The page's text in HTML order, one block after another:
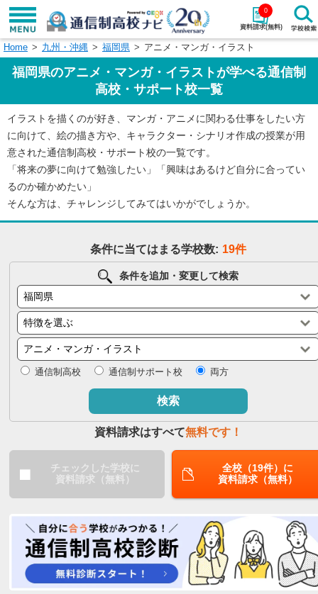
資料請求(無料)
0
学校名で探す
エリアから探す 特徴から探す
エリアを選択して探す
関東
東海 北陸・甲信越
中国
四国
閉じる
Home 九州・沖縄 福岡県 アニメ・マンガ・イラスト
福岡県のアニメ・マンガ・イラストが学べる通信制
高校・サポート校一覧
イラストを描くのが好き、マンガ・アニメに関わる仕事をしたい方
に向けて、絵の描き方や、キャラクター・シナリオ作成の授業が用
意された通信制高校・サポート校の一覧です。
「将来の夢に向けて勉強したい」「興味はあるけど自分に合ってい
るのか確かめたい」
そんな方は、チャレンジしてみてはいかがでしょうか。
条件に当てはまる学校数: 19件
条件を追加・変更して検索
通信制高校 通信制サポート校 両方
検索
資料請求はすべて無料です！
チェックした学校に
資料請求（無料）
全校（19件）に
資料請求（無料）